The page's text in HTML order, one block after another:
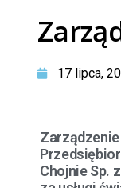
17 lipca,
Chojnie Sp.